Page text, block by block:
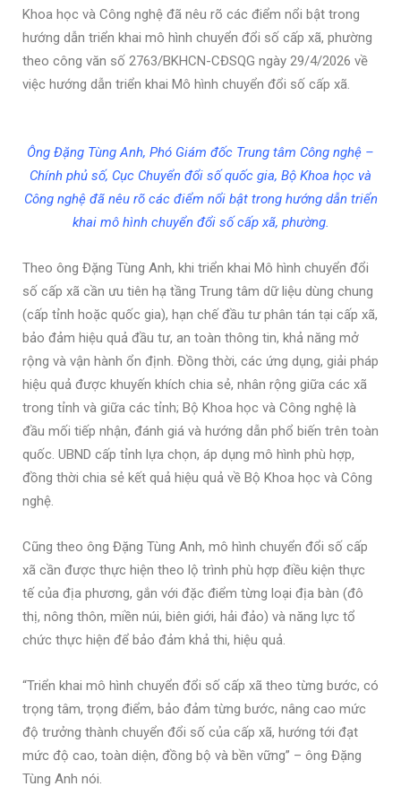
Khoa học và Công nghệ đã nêu rõ các điểm nổi bật trong
hướng dẫn triển khai mô hình chuyển đổi số cấp xã, phường
theo công văn số 2763/BKHCN-CĐSQG ngày 29/4/2026 về
việc hướng dẫn triển khai Mô hình chuyển đổi số cấp xã.
Ông Đặng Tùng Anh, Phó Giám đốc Trung tâm Công nghệ –
Chính phủ số, Cục Chuyển đổi số quốc gia, Bộ Khoa học và
Công nghệ đã nêu rõ các điểm nổi bật trong hướng dẫn triển
khai mô hình chuyển đổi số cấp xã, phường.
Theo ông Đặng Tùng Anh, khi triển khai Mô hình chuyển đổi
số cấp xã cần ưu tiên hạ tầng Trung tâm dữ liệu dùng chung
(cấp tỉnh hoặc quốc gia), hạn chế đầu tư phân tán tại cấp xã,
bảo đảm hiệu quả đầu tư, an toàn thông tin, khả năng mở
rộng và vận hành ổn định. Đồng thời, các ứng dụng, giải pháp
hiệu quả được khuyến khích chia sẻ, nhân rộng giữa các xã
trong tỉnh và giữa các tỉnh; Bộ Khoa học và Công nghệ là
đầu mối tiếp nhận, đánh giá và hướng dẫn phổ biến trên toàn
quốc. UBND cấp tỉnh lựa chọn, áp dụng mô hình phù hợp,
đồng thời chia sẻ kết quả hiệu quả về Bộ Khoa học và Công
nghệ.
Cũng theo ông Đặng Tùng Anh, mô hình chuyển đổi số cấp
xã cần được thực hiện theo lộ trình phù hợp điều kiện thực
tế của địa phương, gắn với đặc điểm từng loại địa bàn (đô
thị, nông thôn, miền núi, biên giới, hải đảo) và năng lực tổ
chức thực hiện để bảo đảm khả thi, hiệu quả.
“Triển khai mô hình chuyển đổi số cấp xã theo từng bước, có
trọng tâm, trọng điểm, bảo đảm từng bước, nâng cao mức
độ trưởng thành chuyển đổi số của cấp xã, hướng tới đạt
mức độ cao, toàn diện, đồng bộ và bền vững” – ông Đặng
Tùng Anh nói.